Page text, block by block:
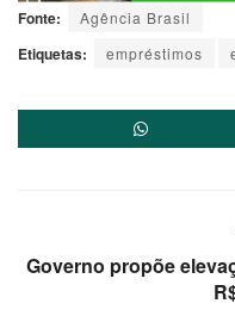
Fonte: Agência Brasil
Etiquetas: empréstimos
Governo propõe